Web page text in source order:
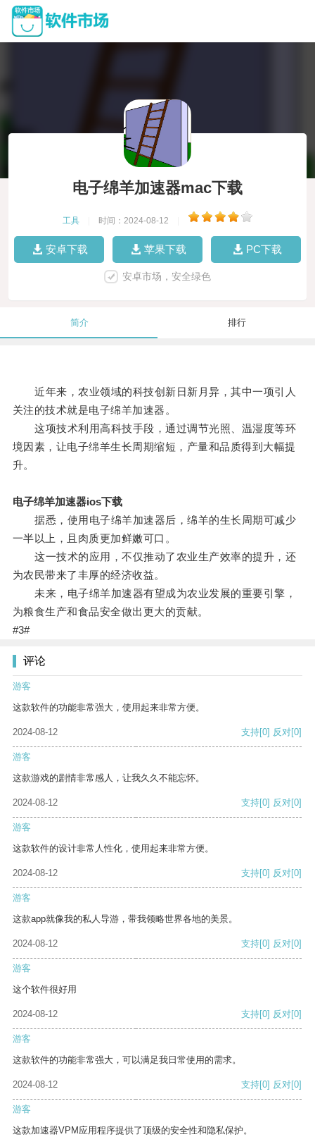
电子绵羊加速器mac下载
工具 时间：2024-08-12
安卓下载 苹果下载 PC下载
安卓市场，安全绿色
简介 排行
近年来，农业领域的科技创新日新月异，其中一项引人
关注的技术就是电子绵羊加速器。
这项技术利用高科技手段，通过调节光照、温湿度等环
境因素，让电子绵羊生长周期缩短，产量和品质得到大幅提
升。
电子绵羊加速器ios下载
据悉，使用电子绵羊加速器后，绵羊的生长周期可减少
一半以上，且肉质更加鲜嫩可口。
这一技术的应用，不仅推动了农业生产效率的提升，还
为农民带来了丰厚的经济收益。
未来，电子绵羊加速器有望成为农业发展的重要引擎，
为粮食生产和食品安全做出更大的贡献。
#3#
评论
游客
这款软件的功能非常强大，使用起来非常方便。
2024-08-12 支持[0] 反对[0]
游客
这款游戏的剧情非常感人，让我久久不能忘怀。
2024-08-12 支持[0] 反对[0]
游客
这款软件的设计非常人性化，使用起来非常方便。
2024-08-12 支持[0] 反对[0]
游客
这款app就像我的私人导游，带我领略世界各地的美景。
2024-08-12 支持[0] 反对[0]
游客
这个软件很好用
2024-08-12 支持[0] 反对[0]
游客
这款软件的功能非常强大，可以满足我日常使用的需求。
2024-08-12 支持[0] 反对[0]
游客
这款加速器VPM应用程序提供了顶级的安全性和隐私保护。